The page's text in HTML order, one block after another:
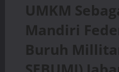
UMKM
Mandiri
Buruh